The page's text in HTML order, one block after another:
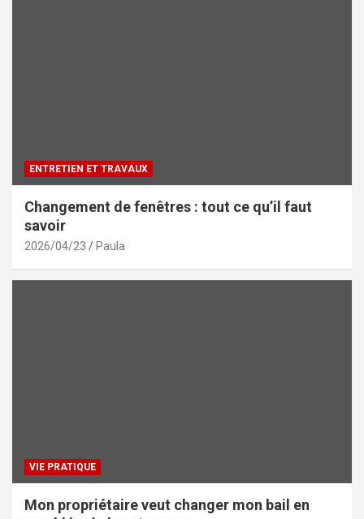
ENTRETIEN ET TRAVAUX
Changement de fenêtres : tout ce qu’il faut
savoir
2026/04/23 Paula
VIE PRATIQUE
Mon propriétaire veut changer mon bail en